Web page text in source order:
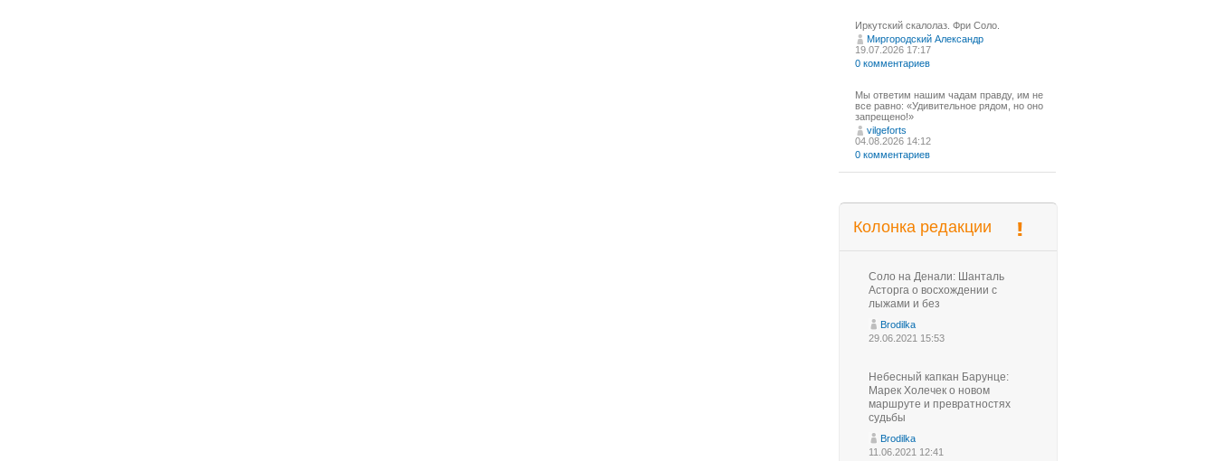
Иркутский скалолаз. Фри Соло.
Миргородский Александр
19.07.2026 17:17
0 комментариев
Мы ответим нашим чадам правду, им не
все равно: «Удивительное рядом, но оно
запрещено!»
vilgeforts
04.08.2026 14:12
0 комментариев
Колонка редакции
Соло на Денали: Шанталь
Асторга о восхождении с
лыжами и без
Brodilka
29.06.2021 15:53
Небесный капкан Барунце:
Марек Холечек о новом
маршруте и превратностях
судьбы
Brodilka
11.06.2021 12:41